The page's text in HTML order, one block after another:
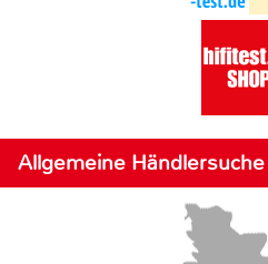
Allgemeine Händlersuche